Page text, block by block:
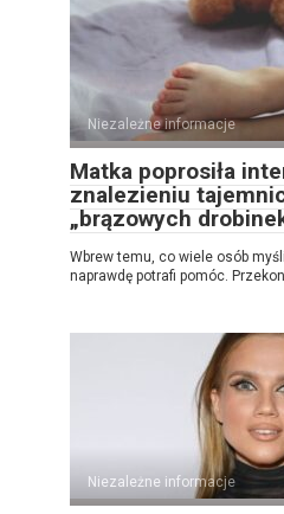
Niezależne informacje
Matka poprosiła
znalezieniu
„brązowych
Wbrew temu, co wiele osób
naprawdę potrafi pomóc.
Niezależne informacje